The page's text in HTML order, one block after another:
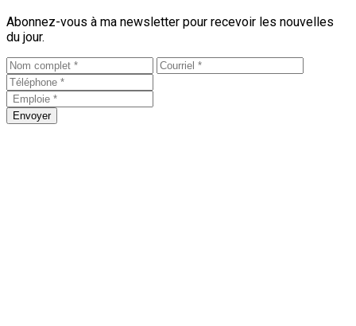
Abonnez-vous à ma newsletter pour recevoir les nouvelles
du jour.
Envoyer